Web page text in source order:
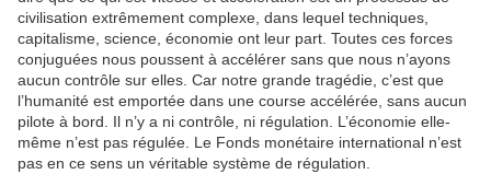
civilisation extrêmement complexe, dans lequel techniques,
capitalisme, science, économie ont leur part. Toutes ces forces
conjuguées nous poussent à accélérer sans que nous n’ayons
aucun contrôle sur elles. Car notre grande tragédie, c’est que
l’humanité est emportée dans une course accélérée, sans aucun
pilote à bord. Il n’y a ni contrôle, ni régulation. L’économie elle-
même n’est pas régulée. Le Fonds monétaire international n’est
pas en ce sens un véritable système de régulation.